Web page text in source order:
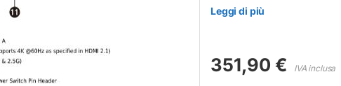
Leggi di più
351,90 € IVA inclusa